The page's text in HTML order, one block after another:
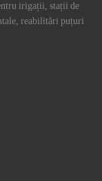
irigații, stații de
reabilitări puțuri